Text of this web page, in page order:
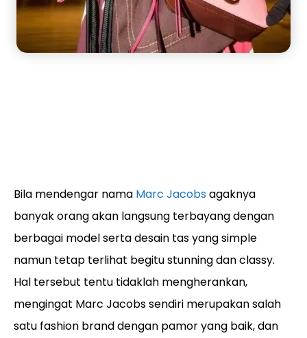
Bila mendengar nama Marc Jacobs agaknya
banyak orang akan langsung terbayang dengan
berbagai model serta desain tas yang simple
namun tetap terlihat begitu stunning dan classy.
Hal tersebut tentu tidaklah mengherankan,
mengingat Marc Jacobs sendiri merupakan salah
satu fashion brand dengan pamor yang baik, dan